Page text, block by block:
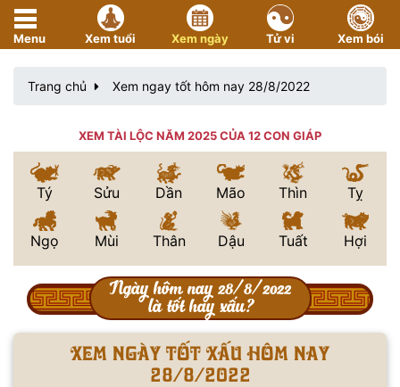
Menu Xem tuổi Xem ngày Tử vi Xem bói
Trang chủ Xem ngay tốt hôm nay 28/8/2022
XEM TÀI LỘC NĂM 2025 CỦA 12 CON GIÁP
Tý Sửu Dần Mão Thìn Tỵ
Ngọ Mùi Thân Dậu Tuất Hợi
Ngày hôm nay 28/8/2022
là tốt hay xấu?
Xem ngày tốt xấu hôm nay
28/8/2022